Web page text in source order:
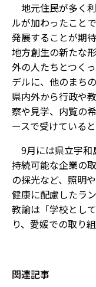
地元住民が多く
ルが加わったこと
発展することが期
地方創生の新たな
外の人たちとつく
デルに、他のまち
県内外から行政や
察や見学、内覧の
ースで受けていると
9月には県立宇和
持続可能な企業の
の採光など、照明
健康に配慮したラ
教諭は「学校とし
り、愛媛での取り
関連記事